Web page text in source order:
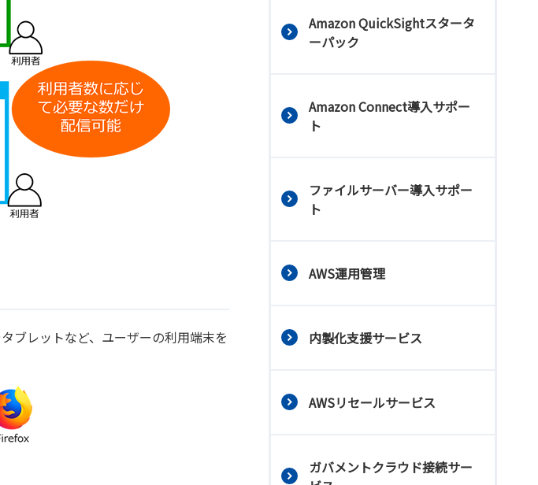
ブレットなど、ユーザーの利用端末を
Amazon QuickSightスタータ
ーパック
Amazon Connect導入サポー
ト
ファイルサーバー導入サポー
ト
AWS運用管理
内製化支援サービス
AWSリセールサービス
ガバメントクラウド接続サー